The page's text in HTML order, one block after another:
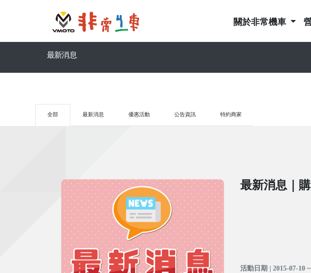
關於非常機車
最新消息
全部 最新消息 優惠活動 公告資訊 特約商家
最新消息｜
活動日期 | 2015-07-10